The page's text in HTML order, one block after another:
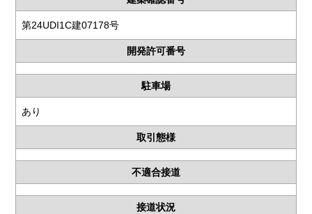
第24UDI1C建07178号
開発許可番号
駐車場
あり
取引態様
不適合接道
接道状況